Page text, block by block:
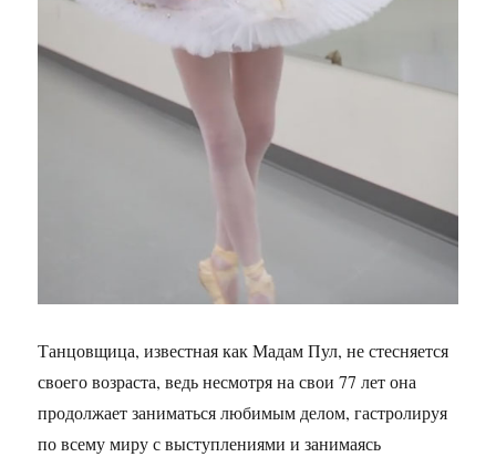
Танцовщица, известная как Мадам Пул, не стесняется
своего возраста, ведь несмотря на свои 77 лет она
продолжает заниматься любимым делом, гастролируя
по всему миру с выступлениями и занимаясь